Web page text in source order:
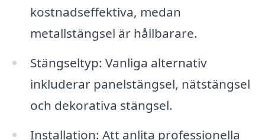
kostnadseffektiva, medan
metallstängsel är hållbarare.
Stängseltyp: Vanliga alternativ
inkluderar panelstängsel, nätstängsel
och dekorativa stängsel.
Installation: Att anlita professionella